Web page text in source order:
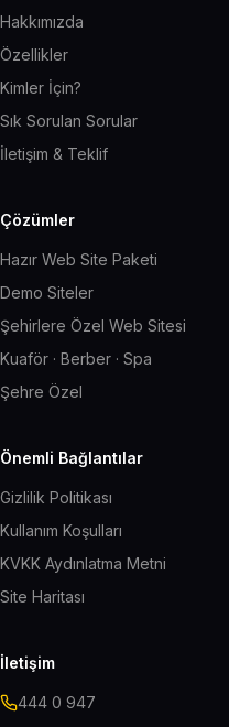
Hakkımızda
Özellikler
Kimler İçin?
Sık Sorulan Sorular
İletişim & Teklif
Çözümler
Hazır Web Site Paketi
Demo Siteler
Şehirlere Özel Web Sitesi
Kuaför · Berber · Spa
Şehre Özel
Önemli Bağlantılar
Gizlilik Politikası
Kullanım Koşulları
KVKK Aydınlatma Metni
Site Haritası
İletişim
444 0 947